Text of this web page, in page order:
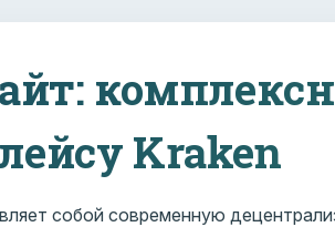
Kraken
собой современную